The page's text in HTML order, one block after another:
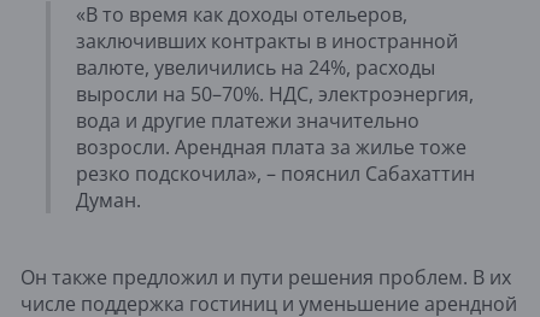
«В то время как доходы отельеров,
заключивших контракты в иностранной
валюте, увеличились на 24%, расходы
выросли на 50–70%. НДС, электроэнергия,
вода и другие платежи значительно
возросли. Арендная плата за жилье тоже
резко подскочила», – пояснил Сабахаттин
Думан.
Он также предложил и пути решения проблем. В их
числе поддержка гостиниц и уменьшение арендной